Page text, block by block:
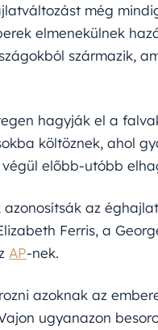
még
elmenekülnek
származik,
hagyják el a
költöznek, ahol
előbb-utóbb
az
Ferris, a
AP-nek.
azoknak az
ugyanazon